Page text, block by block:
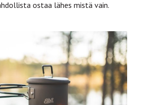
ostaa lähes mistä vain.